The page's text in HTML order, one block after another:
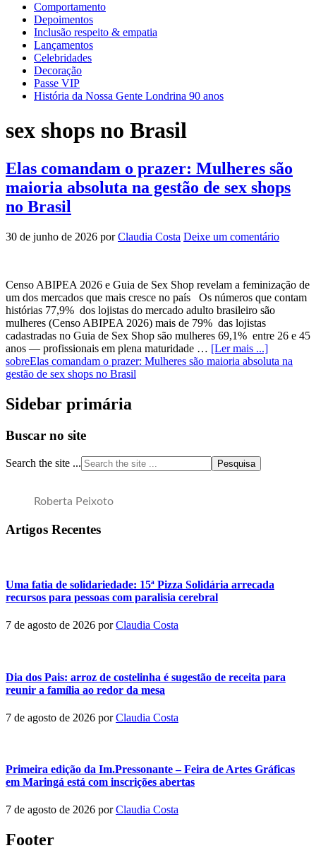
Comportamento
Depoimentos
Inclusão respeito & empatia
Lançamentos
Celebridades
Decoração
Passe VIP
História da Nossa Gente Londrina 90 anos
sex shops no Brasil
Elas comandam o prazer: Mulheres são
maioria absoluta na gestão de sex shops
no Brasil
30 de junho de 2026 porClaudia Costa Deixe um comentário
Censo ABIPEA 2026 e Guia de Sex Shop revelam a feminização de
um dos mercados que mais cresce no país Os números que contam
histórias 77,9% dos lojistas do mercado adulto brasileiro são
mulheres (Censo ABIPEA 2026) mais de 79% das lojistas
cadastradas no Guia de Sex Shop são mulheres 69,1% entre 26 e 45
anos — profissionais em plena maturidade … [Ler mais ...]
sobreElas comandam o prazer: Mulheres são maioria absoluta na
gestão de sex shops no Brasil
Sidebar primária
Buscar no site
Search the site ...
Roberta Peixoto
Artigos Recentes
Uma fatia de solidariedade: 15ª Pizza Solidária arrecada
recursos para pessoas com paralisia cerebral
7 de agosto de 2026 porClaudia Costa
Dia dos Pais: arroz de costelinha é sugestão de receita para
reunir a família ao redor da mesa
7 de agosto de 2026 porClaudia Costa
Primeira edição da Im.Pressonante – Feira de Artes Gráficas
em Maringá está com inscrições abertas
7 de agosto de 2026 porClaudia Costa
Footer